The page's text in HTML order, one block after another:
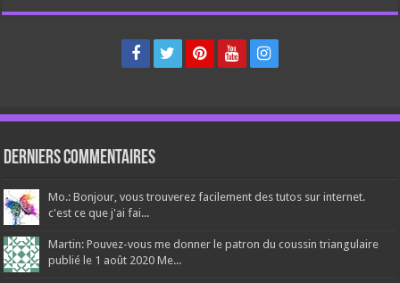
Derniers Commentaires
Mo.: Bonjour, vous trouverez facilement des tutos sur internet.
c'est ce que j'ai fai...
Martin: Pouvez-vous me donner le patron du coussin triangulaire
publié le 1 août 2020 Me...